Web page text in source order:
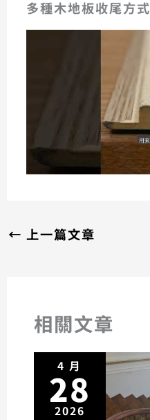
多種木地板收尾方式
← 上一篇文章
相關文章
4 月
28
2026